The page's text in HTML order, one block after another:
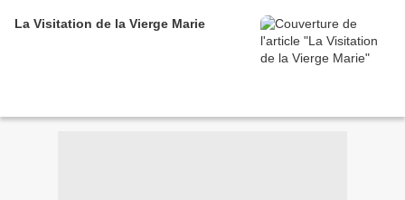
La Visitation de la Vierge Marie